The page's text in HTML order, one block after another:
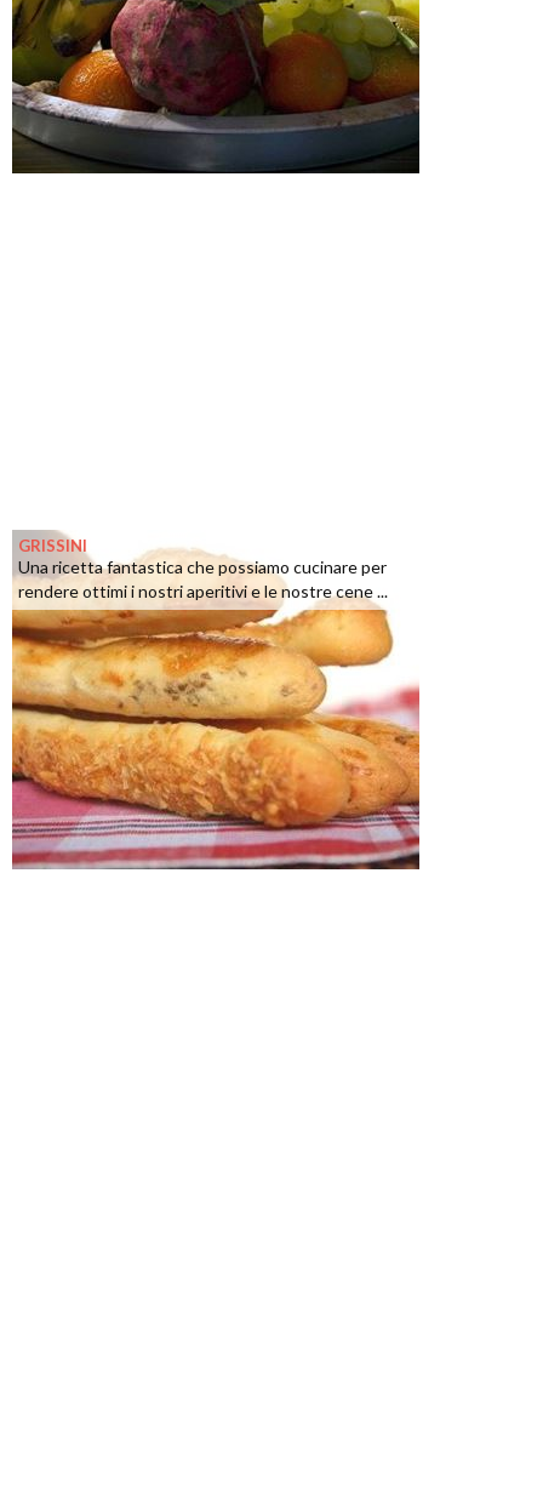
GRISSINI
Una ricetta fantastica che possiamo cucinare per
rendere ottimi i nostri aperitivi e le nostre cene ...